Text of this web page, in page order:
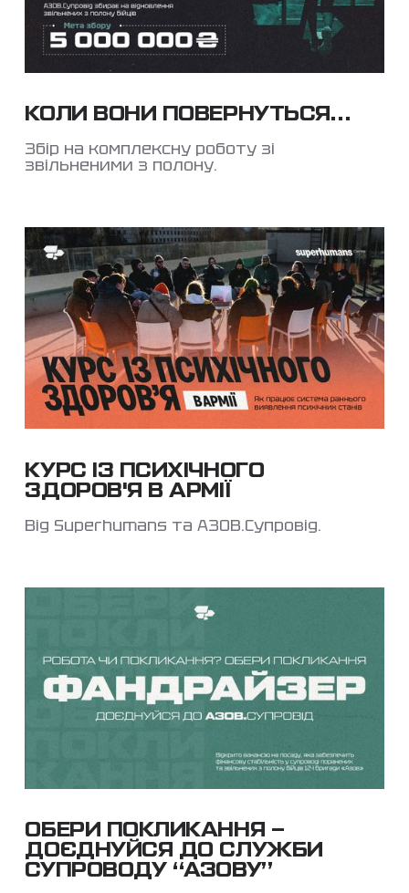
КОЛИ ВОНИ ПОВЕРНУТЬСЯ…
Збір на комплексну роботу зі
звільненими з полону.
КУРС ІЗ ПСИХІЧНОГО
ЗДОРОВ'Я В АРМІЇ
Від Superhumans та АЗОВ.Супровід.
ОБЕРИ ПОКЛИКАННЯ –
ДОЄДНУЙСЯ ДО СЛУЖБИ
СУПРОВОДУ “АЗОВУ”